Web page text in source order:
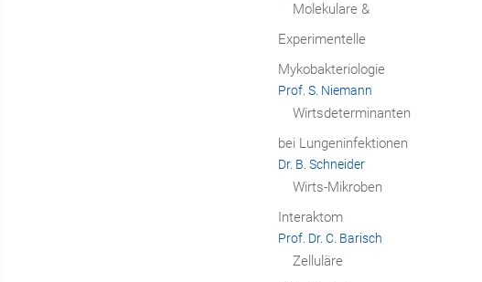
Molekulare &
Experimentelle
Mykobakteriologie
Prof. S. Niemann
Wirtsdeterminanten
bei Lungeninfektionen
Dr. B. Schneider
Wirts-Mikroben
Interaktom
Prof. Dr. C. Barisch
Zelluläre